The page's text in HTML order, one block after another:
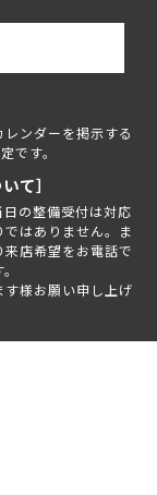
ンダーを掲示する
です。
て］
の整備受付は対応
はありません。ま
店希望をお電話で
様お願い申し上げ